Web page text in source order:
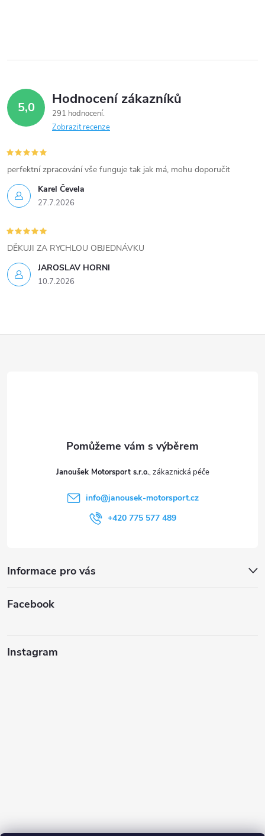
k
v
ý
p
i
s
u
5,0 Hodnocení zákazníků
291 hodnocení
Zobrazit recenze
Karel Čevela
27.7.2026
perfektní zpracování vše funguje tak jak má, mohu doporučit
JAROSLAV HORNI
10.7.2026
DĚKUJI ZA RYCHLOU OBJEDNÁVKU
Janoušek Motorsport s.r.o.
info@janousek-motorsport.cz
+420 775 577 489
Informace pro vás
Facebook
Instagram